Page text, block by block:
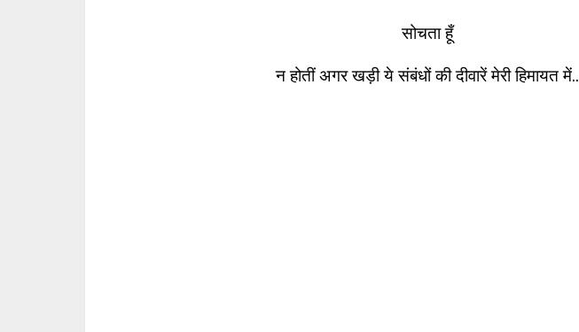
सोचता हूँ
न होतीं अगर खड़ी ये संबंधों की दीवारें मेरी हिमायत में..